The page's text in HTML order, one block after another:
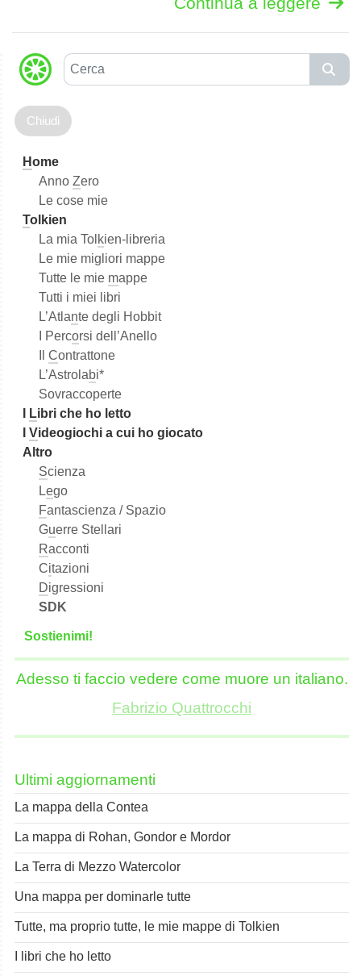
C
e
c
Home
Anno Zero
Le cose mie
Tolkien
La mia Tol kien-libreria
Le mie migliori mappe
Tutte le mie mappe
Tutti i miei libri
L’Atlante degli Hobbit
I Percorsi dell’Anello
Contrattone
L’Astrolabi*
Sovraccoperte
Libri che ho letto
Videogiochi a cui ho giocato
Altro
Scienza
Lego
Fantascienza / Spazio
Guerre Stellari
Racconti
Citazioni
Digressioni
SDK
Sostienimi!
Adesso ti faccio vedere come muore un italiano.
Fabrizio Quattrocchi
Ultimi aggiornamenti
La mappa della Contea
La mappa di Rohan, Gondor e Mordor
La Terra di Mezzo Watercolor
Una mappa per dominarle tutte
Tutte, ma proprio tutte, le mie mappe di Tolkien
I libri che ho letto